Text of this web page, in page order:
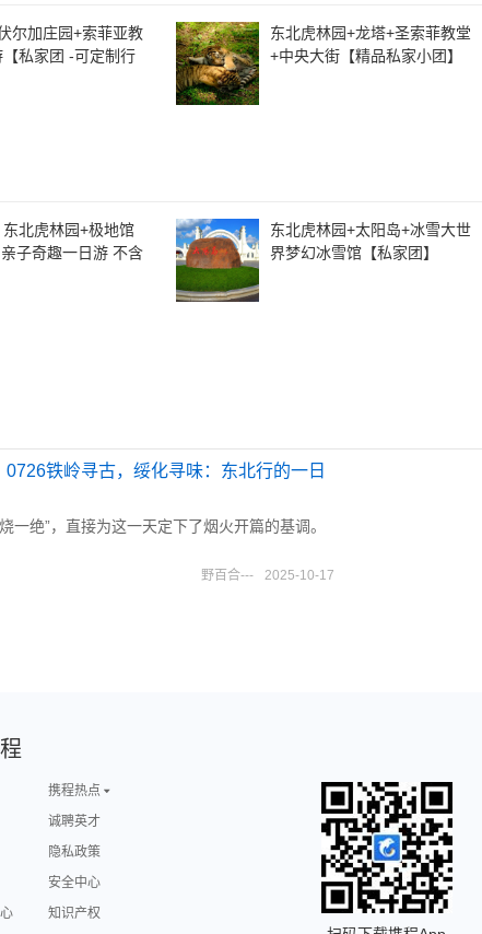
尔加庄园+索菲亚教
【私家团 -可定制行
东北虎林园+龙塔+圣索菲教堂
+中央大街【精品私家小团】
东北虎林园+极地馆
子奇趣一日游 不含
东北虎林园+太阳岛+冰雪大世
界梦幻冰雪馆【私家团】
铁岭寻古，绥化寻味：东北行的一日
一绝”，直接为这一天定下了烟火开篇的基调。
野百合--- 2025-10-17
携程热点
诚聘英才
隐私政策
安全中心
知识产权